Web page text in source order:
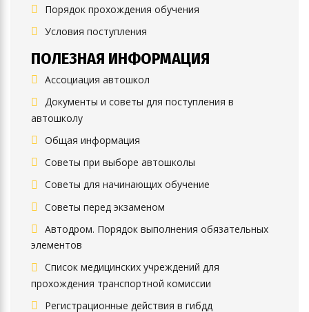
Порядок прохождения обучения
Условия поступления
ПОЛЕЗНАЯ ИНФОРМАЦИЯ
Ассоциация автошкол
Документы и советы для поступления в
автошколу
Общая информация
Советы при выборе автошколы
Советы для начинающих обучение
Советы перед экзаменом
Автодром. Порядок выполнения обязательных
элементов
Список медицинских учреждений для
прохождения транспортной комиссии
Регистрационные действия в гибдд